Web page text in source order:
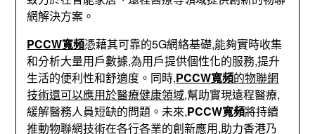
網解決方案。
PCCW寬頻憑藉其可靠的5G網絡基礎,能夠實時收集
和分析大量用戶數據,為用戶提供個性化的服務,提升
生活的便利性和舒適度。同時,PCCW寬頻的物聯網
技術還可以應用於醫療健康領域,幫助實現遠程醫療,
緩解醫務人員短缺的問題。未來,PCCW寬頻將持續
推動物聯網技術在各行各業的創新應用,助力香港乃